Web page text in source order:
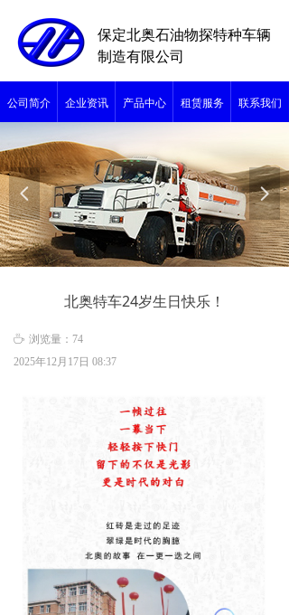
保定北奥石油物探特种车辆
制造有限公司
넳 넲
公司简介 企业资讯 产品中心 租赁服务 联系我们
北奥特车24岁生日快乐！
2025年12月17日 08:37
ꄘ 浏览量： 74